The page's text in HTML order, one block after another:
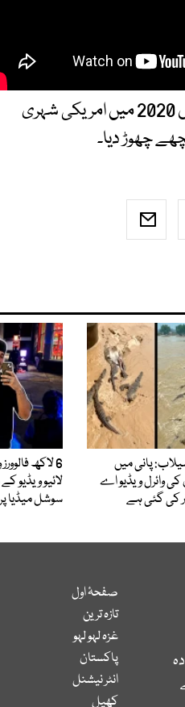
ڈیوڈ رش نے صرف ایک منٹ میں 84 ٹوتھ پِکس توڑ ڈالیں اور یوں 2020 میں امریکی شہری
پانی میں
وائرل ویڈیو اے
کی گئی ہے
6 لاکھ
لائیو ویڈیو
سوشل میڈیا
صفحۂ اول
تازہ ترین
غزہ لہو لہو
پاکستان
انٹر نیشنل
کھیل